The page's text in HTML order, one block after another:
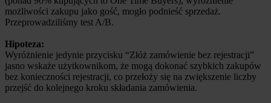
możliwości zakupu jako gość, mogło podnieść sprzedaż.
Przeprowadziliśmy test A/B.
Hipoteza:
Wyróżnienie jedynie przycisku “Złóż zamówienie bez rejestracji”
jasno wskaże użytkownikom, że mogą dokonać szybkich zakupów
bez konieczności rejestracji, co przełoży się na zwiększenie liczby
przejść do kolejnego kroku składania zamówienia.